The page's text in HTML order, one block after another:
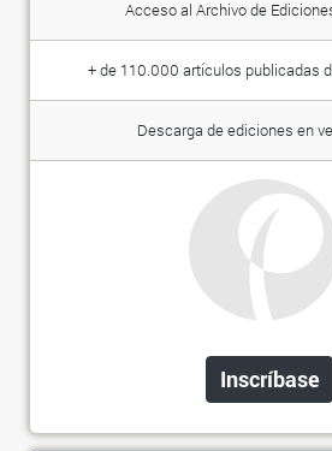
Acceso al Archivo de
+ de 110.000 artículos publicadas
Descarga de ediciones en
Inscríbase